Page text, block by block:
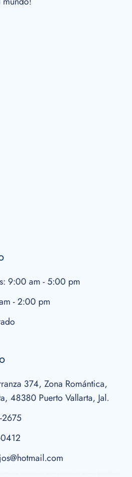
9:00 am - 5:00 pm
- 2:00 pm
374, Zona Romántica,
48380 Puerto Vallarta, Jal.